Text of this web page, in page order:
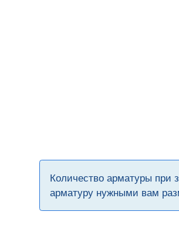
Количество арматуры при
арматуру нужными вам